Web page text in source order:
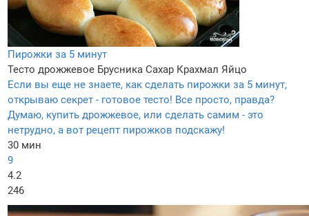
Пирожки за 5 минут
Тесто дрожжевое Брусника Сахар Крахмал Яйцо
Если вы еще не знаете, как сделать пирожки за 5 минут,
открываю секрет - готовое тесто! Все просто, правда?
Думаю, купить дрожжевое, или сделать самим - это
нетрудно, а вот рецепт пирожков подскажу!
30 мин
9
4.2
246